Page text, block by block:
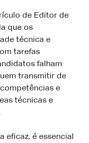
de Editor de
que os
técnica e
tarefas
falham
transmitir de
e
técnicas e
eficaz, é essencial